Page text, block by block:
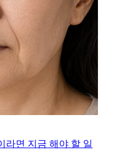
라면 지금 해야 할 일